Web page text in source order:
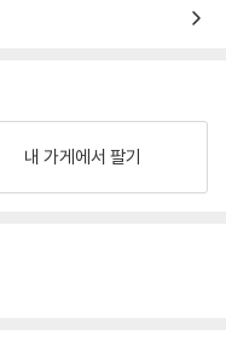
내 가게에서 팔기